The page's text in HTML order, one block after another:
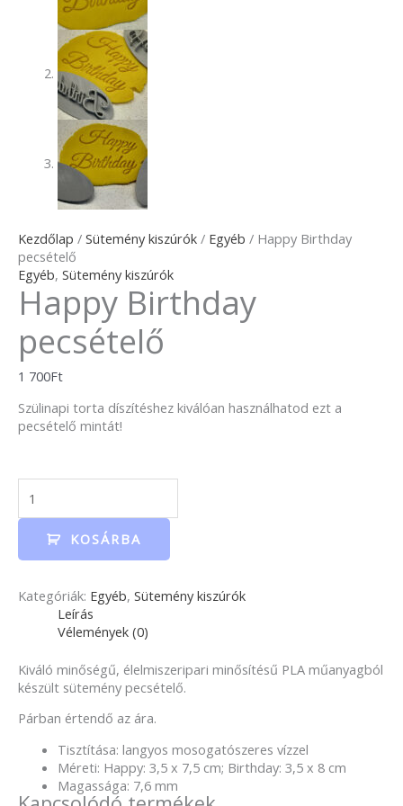
Kezdőlap / Sütemény kiszúrók / Egyéb / Happy Birthday
pecsételő
Egyéb, Sütemény kiszúrók
Happy Birthday
pecsételő
1 700Ft
Szülinapi torta díszítéshez kiválóan használhatod ezt a
pecsételő mintát!
KOSÁRBA
Kategóriák: Egyéb, Sütemény kiszúrók
Leírás
Vélemények (0)
Kiváló minőségű, élelmiszeripari minősítésű PLA műanyagból
készült sütemény pecsételő.
Párban értendő az ára.
Tisztítása: langyos mosogatószeres vízzel
Méreti: Happy: 3,5 x 7,5 cm; Birthday: 3,5 x 8 cm
Magassága: 7,6 mm